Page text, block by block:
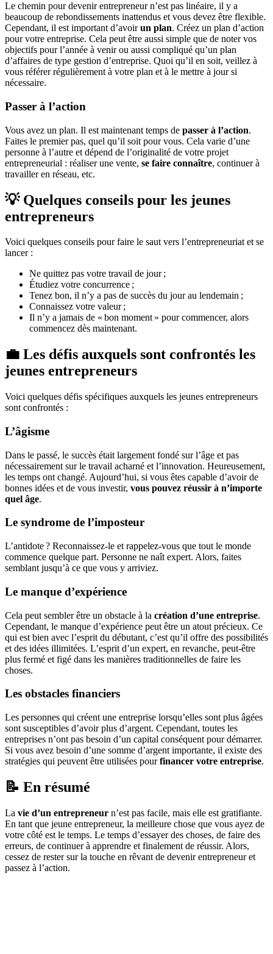
Le chemin pour devenir entrepreneur n’est pas linéaire, il y a
beaucoup de rebondissements inattendus et vous devez être flexible.
Cependant, il est important d’avoirun plan. Créez un plan d’action
pour votre entreprise. Cela peut être aussi simple que de noter vos
objectifs pour l’année à venir ou aussi compliqué qu’un plan
d’affaires de type gestion d’entreprise. Quoi qu’il en soit, veillez à
vous référer régulièrement à votre plan et à le mettre à jour si
nécessaire.
Passer à l’action
Vous avez un plan. Il est maintenant temps de passer à l’action.
Faites le premier pas, quel qu’il soit pour vous. Cela varie d’une
personne à l’autre et dépend de l’originalité de votre projet
entrepreneurial : réaliser une vente, se faire connaître, continuer à
travailler en réseau, etc.
💡 Quelques conseils pour les jeunes
entrepreneurs
Voici quelques conseils pour faire le saut vers l’entrepreneuriat et se
lancer :
Ne quittez pas votre travail de jour ;
Étudiez votre concurrence ;
Tenez bon, il n’y a pas de succès du jour au lendemain ;
Connaissez votre valeur ;
Il n’y a jamais de « bon moment » pour commencer, alors
commencez dès maintenant.
💼 Les défis auxquels sont confrontés les
jeunes entrepreneurs
Voici quelques défis spécifiques auxquels les jeunes entrepreneurs
sont confrontés :
L’âgisme
Dans le passé, le succès était largement fondé sur l’âge et pas
nécessairement sur le travail acharné et l’innovation. Heureusement,
les temps ont changé. Aujourd’hui, si vous êtes capable d’avoir de
bonnes idées et de vous investir, vous pouvez réussir à n’importe
quel âge.
Le syndrome de l’imposteur
L’antidote ? Reconnaissez-le et rappelez-vous que tout le monde
commence quelque part. Personne ne naît expert. Alors, faites
semblant jusqu’à ce que vous y arriviez.
Le manque d’expérience
Cela peut sembler être un obstacle à la création d’une entreprise.
Cependant, le manque d’expérience peut être un atout précieux. Ce
qui est bien avec l’esprit du débutant, c’est qu’il offre des possibilités
et des idées illimitées. L’esprit d’un expert, en revanche, peut-être
plus fermé et figé dans les manières traditionnelles de faire les
choses.
Les obstacles financiers
Les personnes qui créent une entreprise lorsqu’elles sont plus âgées
sont susceptibles d’avoir plus d’argent. Cependant, toutes les
entreprises n’ont pas besoin d’un capital conséquent pour démarrer.
Si vous avez besoin d’une somme d’argent importante, il existe des
stratégies qui peuvent être utilisées pourfinancer votre entreprise.
📝 En résumé
La vie d’un entrepreneur n’est pas facile, mais elle est gratifiante.
En tant que jeune entrepreneur, la meilleure chose que vous ayez de
votre côté est le temps. Le temps d’essayer des choses, de faire des
erreurs, de continuer à apprendre et finalement de réussir. Alors,
cessez de rester sur la touche en rêvant de devenir entrepreneur et
passez à l’action.